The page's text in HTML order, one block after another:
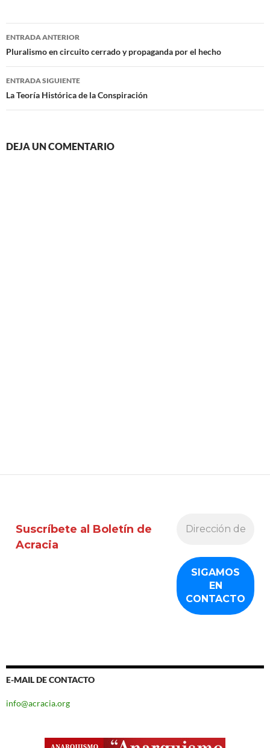
Navegación
de
entradas
ENTRADA ANTERIOR
Pluralismo en circuito cerrado y propaganda por el hecho
ENTRADA SIGUIENTE
La Teoría Histórica de la Conspiración
DEJA UN COMENTARIO
Suscríbete al Boletín de
Acracia
E-MAIL DE CONTACTO
info@acracia.org